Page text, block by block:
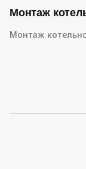
Монтаж
Монтаж